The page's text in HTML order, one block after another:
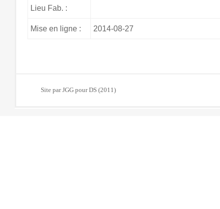
Lieu Fab. :
Mise en ligne : 2014-08-27
Site par JGG pour DS (2011)